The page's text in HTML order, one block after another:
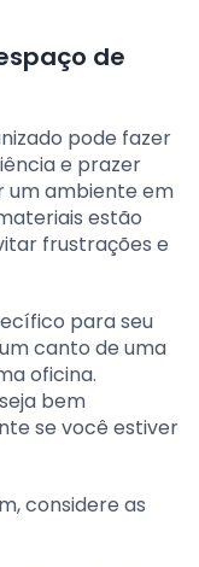
de
pode fazer
e prazer
um ambiente em
estão
frustrações e
para seu
canto de uma
oficina.
bem
se você estiver
considere as